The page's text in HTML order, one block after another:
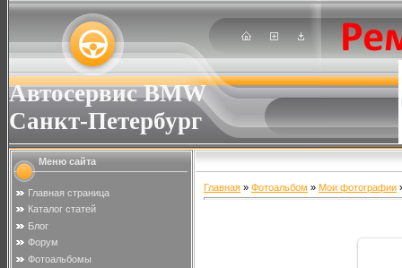
Автосервис BMW
Санкт-Петербург
Меню сайта
Главная страница
Каталог статей
Блог
Форум
Фотоальбомы
Главная » Фотоальбом » Мои фотографии